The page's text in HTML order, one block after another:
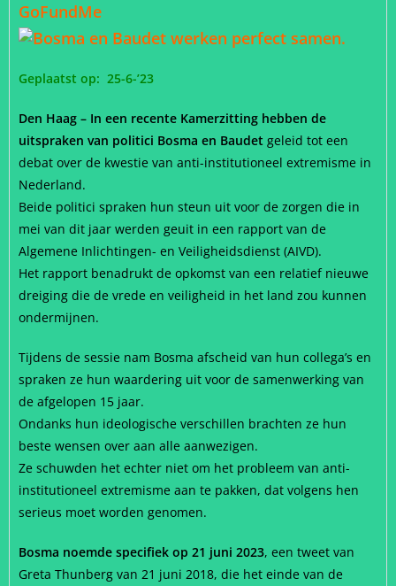
GoFundMe
Geplaatst op: 25-6-’23
Den Haag – In een recente Kamerzitting hebben de
uitspraken van politici Bosma en Baudet geleid tot een
debat over de kwestie van anti-institutioneel extremisme in
Nederland.
Beide politici spraken hun steun uit voor de zorgen die in
mei van dit jaar werden geuit in een rapport van de
Algemene Inlichtingen- en Veiligheidsdienst (AIVD).
Het rapport benadrukt de opkomst van een relatief nieuwe
dreiging die de vrede en veiligheid in het land zou kunnen
ondermijnen.
Tijdens de sessie nam Bosma afscheid van hun collega’s en
spraken ze hun waardering uit voor de samenwerking van
de afgelopen 15 jaar.
Ondanks hun ideologische verschillen brachten ze hun
beste wensen over aan alle aanwezigen.
Ze schuwden het echter niet om het probleem van anti-
institutioneel extremisme aan te pakken, dat volgens hen
serieus moet worden genomen.
Bosma noemde specifiek op 21 juni 2023, een tweet van
Greta Thunberg van 21 juni 2018, die het einde van de